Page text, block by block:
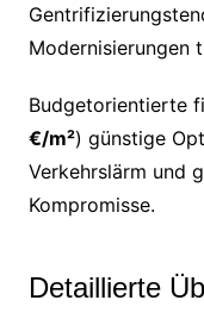
Modernisierungen
Budgetorientierte
€/m²) günstige
Verkehrslärm und
Kompromisse.
Detaillierte